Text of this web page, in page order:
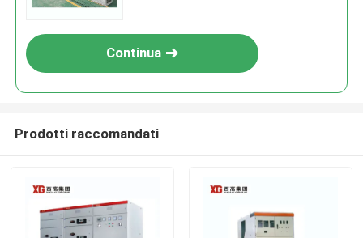
Continua
Prodotti raccomandati